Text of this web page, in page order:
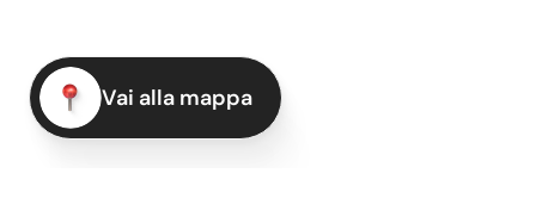
Vai alla mappa